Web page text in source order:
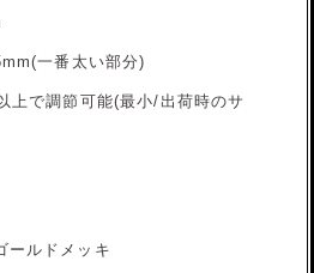
一番太い部分)
上で調節可能(最小/出荷時のサ
ールドメッキ